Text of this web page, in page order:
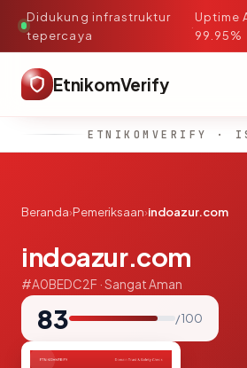
Didukung infrastruktur
tepercaya
·
Uptime
99.95%
EtnikomVerify
ETNIKOMVERIFY ·
Beranda›Pemeriksaan›indoazur.com
indoazur.com
#A0BEDC2F · Sangat Aman
83 / 100